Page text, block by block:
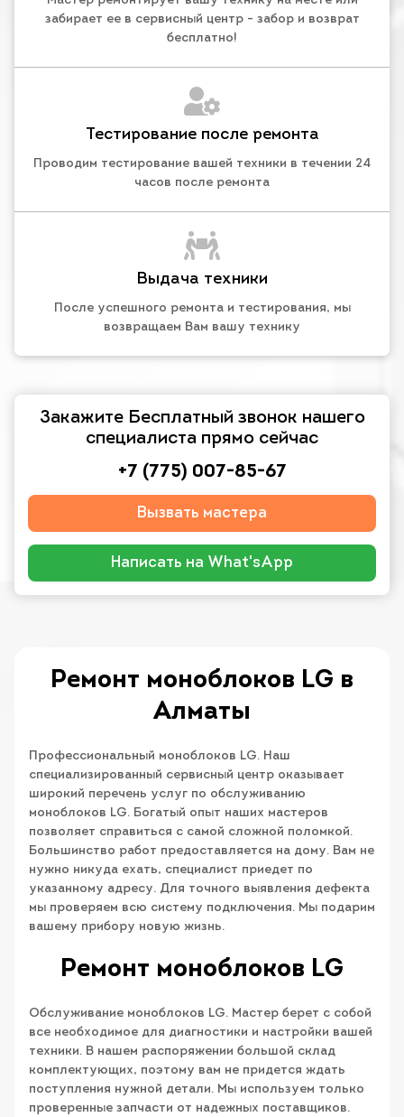
забирает ее в сервисный центр - забор и возврат
бесплатно!
Тестирование после ремонта
Проводим тестирование вашей техники в течении 24
часов после ремонта
Выдача техники
После успешного ремонта и тестирования, мы
возвращаем Вам вашу технику
Закажите Бесплатный звонок нашего
специалиста прямо сейчас
+7 (775) 007-85-67
Вызвать мастера
Написать на What'sApp
Ремонт моноблоков LG в
Алматы
Профессиональный моноблоков LG. Наш
специализированный сервисный центр оказывает
широкий перечень услуг по обслуживанию
моноблоков LG. Богатый опыт наших мастеров
позволяет справиться с самой сложной поломкой.
Большинство работ предоставляется на дому. Вам не
нужно никуда ехать, специалист приедет по
указанному адресу. Для точного выявления дефекта
мы проверяем всю систему подключения. Мы подарим
вашему прибору новую жизнь.
Ремонт моноблоков LG
Обслуживание моноблоков LG. Мастер берет с собой
все необходимое для диагностики и настройки вашей
техники. В нашем распоряжении большой склад
комплектующих, поэтому вам не придется ждать
поступления нужной детали. Мы используем только
проверенные запчасти от надежных поставщиков.